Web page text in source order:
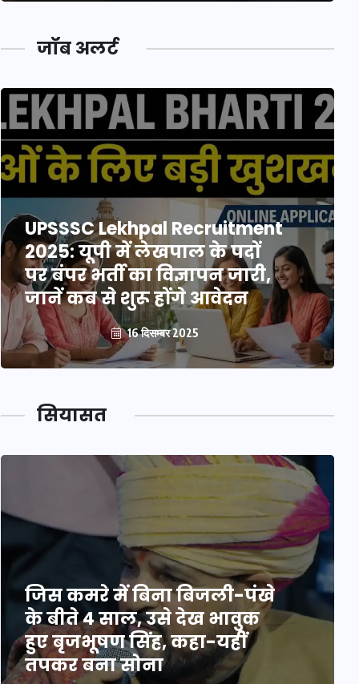
जॉब अलर्ट
UPSSSC Lekhpal Recruitment
2025: यूपी में लेखपाल के पदों
पर बंपर भर्ती का विज्ञापन जारी,
जानें कब से शुरू होंगे आवेदन
16 दिसम्बर 2025
सियासत
जिस कमरे में बिना बिजली-पंखे
के बीते 4 साल, उसे देख भावुक
हुए बृजभूषण सिंह, कहा-यहीं
तपकर बना सोना